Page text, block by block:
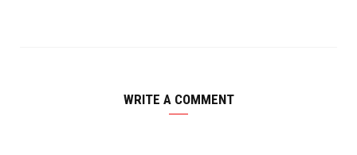
WRITE A COMMENT